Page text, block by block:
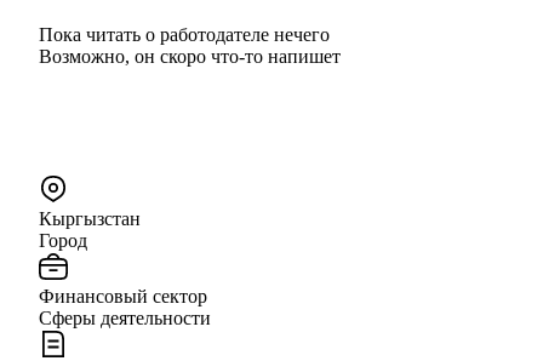
Пока читать о работодателе нечего
Возможно, он скоро что‑то напишет
Кыргызстан
Город
Финансовый сектор
Сферы деятельности